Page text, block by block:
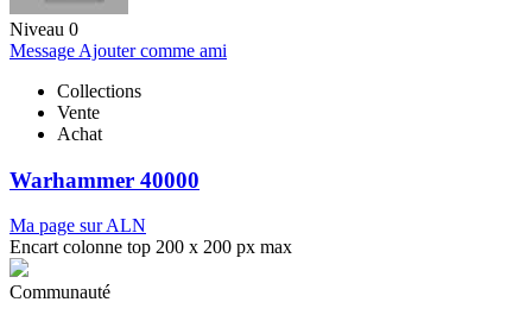
Niveau 0
Message Ajouter comme ami
Collections
Vente
Achat
Warhammer 40000
Ma page sur ALN
Encart colonne top 200 x 200 px max
Communauté